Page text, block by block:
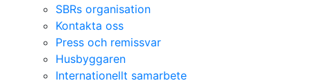
SBRs organisation
Kontakta oss
Press och remissvar
Husbyggaren
Internationellt samarbete